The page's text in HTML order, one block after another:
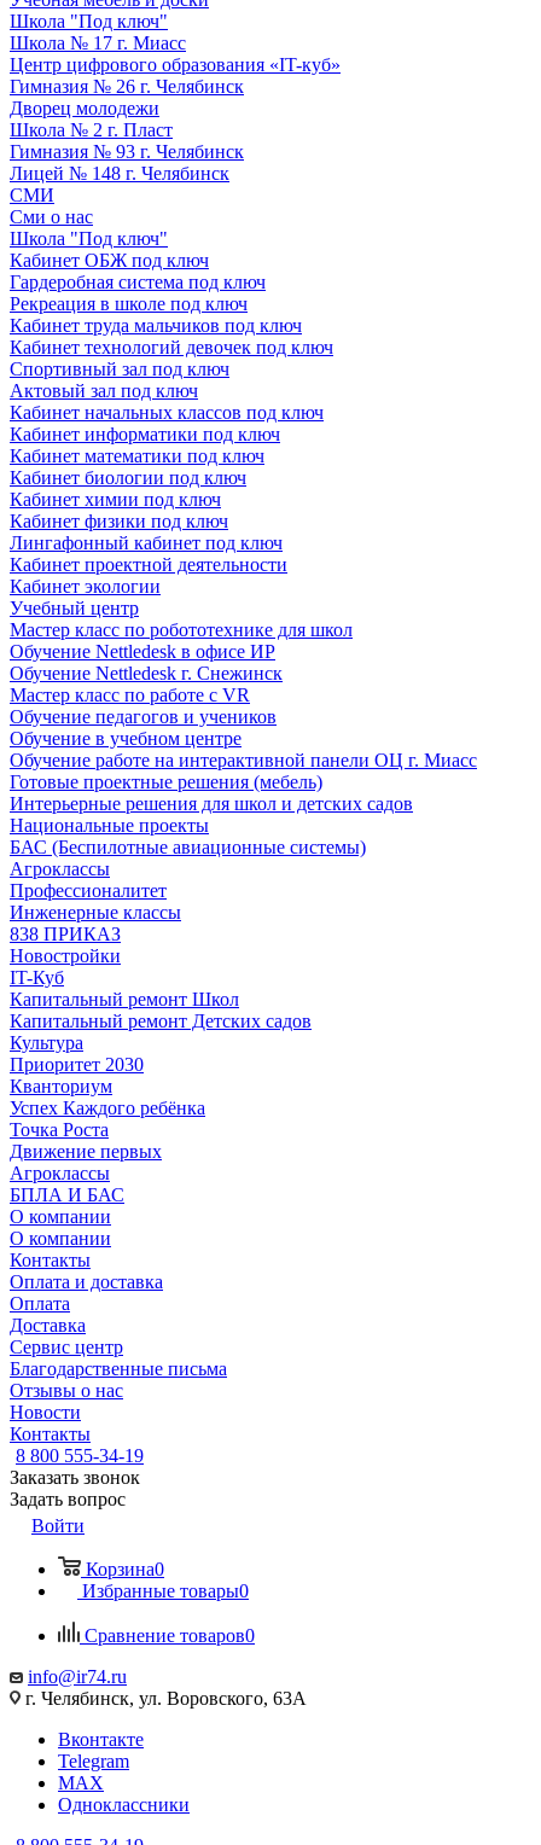
Школа "Под ключ"
Школа № 17 г. Миасс
Центр цифрового образования «IT-куб»
Гимназия № 26 г. Челябинск
Дворец молодежи
Школа № 2 г. Пласт
Гимназия № 93 г. Челябинск
Лицей № 148 г. Челябинск
СМИ
Сми о нас
Школа "Под ключ"
Кабинет ОБЖ под ключ
Гардеробная система под ключ
Рекреация в школе под ключ
Кабинет труда мальчиков под ключ
Кабинет технологий девочек под ключ
Спортивный зал под ключ
Актовый зал под ключ
Кабинет начальных классов под ключ
Кабинет информатики под ключ
Кабинет математики под ключ
Кабинет биологии под ключ
Кабинет химии под ключ
Кабинет физики под ключ
Лингафонный кабинет под ключ
Кабинет проектной деятельности
Кабинет экологии
Учебный центр
Мастер класс по робототехнике для школ
Обучение Nettledesk в офисе ИР
Обучение Nettledesk г. Снежинск
Мастер класс по работе с VR
Обучение педагогов и учеников
Обучение в учебном центре
Обучение работе на интерактивной панели ОЦ г. Миасс
Готовые проектные решения (мебель)
Интерьерные решения для школ и детских садов
Национальные проекты
БАС (Беспилотные авиационные системы)
Агроклассы
Профессионалитет
Инженерные классы
838 ПРИКАЗ
Новостройки
IT-Куб
Капитальный ремонт Школ
Капитальный ремонт Детских садов
Культура
Приоритет 2030
Кванториум
Успех Каждого ребёнка
Точка Роста
Движение первых
Агроклассы
БПЛА И БАС
О компании
О компании
Контакты
Оплата и доставка
Оплата
Доставка
Сервис центр
Благодарственные письма
Отзывы о нас
Новости
Контакты
8 800 555-34-19
Заказать звонок
Задать вопрос
Войти
Корзина0
Избранные товары0
Сравнение товаров0
info@ir74.ru
г. Челябинск, ул. Воровского, 63А
Вконтакте
Telegram
MAX
Одноклассники